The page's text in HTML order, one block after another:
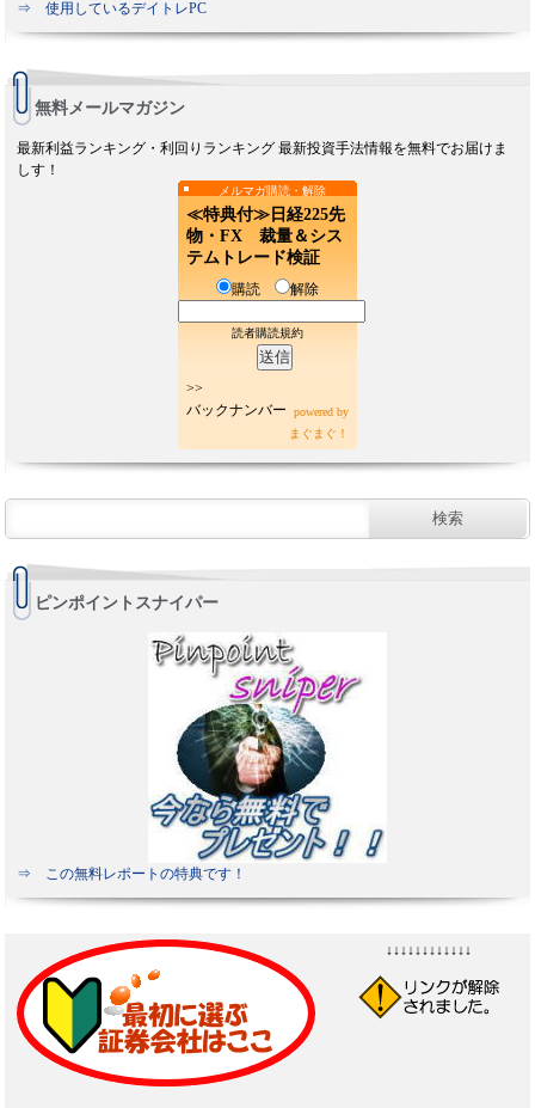
⇒ 使用しているデイトレPC
無料メールマガジン
最新利益ランキング・利回りランキング 最新投資手法情報を無料でお届けま
しす！
メルマガ購読・解除
≪特典付≫日経225先
物・FX 裁量＆シス
テムトレード検証
購読 解除
読者購読規約
>>
バックナンバー
powered by
まぐまぐ！
ピンポイントスナイパー
⇒ この無料レポートの特典です！
↓↓↓↓↓↓↓↓↓↓↓↓